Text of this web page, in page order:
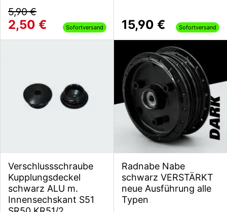
5,90 €
2,50 € Sofortversand 15,90 € Sofortversand
Verschlussschraube
Kupplungsdeckel
schwarz ALU m.
Innensechskant S51
Radnabe Nabe
schwarz VERSTÄRKT
neue Ausführung alle
Typen